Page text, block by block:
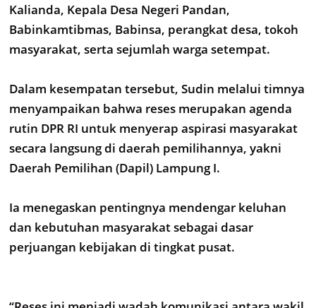
Kalianda, Kepala Desa Negeri Pandan,
Babinkamtibmas, Babinsa, perangkat desa, tokoh
masyarakat, serta sejumlah warga setempat.
Dalam kesempatan tersebut, Sudin melalui timnya
menyampaikan bahwa reses merupakan agenda
rutin DPR RI untuk menyerap aspirasi masyarakat
secara langsung di daerah pemilihannya, yakni
Daerah Pemilihan (Dapil) Lampung I.
Ia menegaskan pentingnya mendengar keluhan
dan kebutuhan masyarakat sebagai dasar
perjuangan kebijakan di tingkat pusat.